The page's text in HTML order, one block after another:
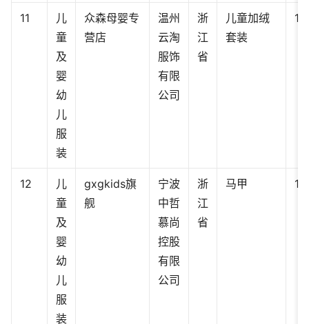
11
儿
童
及
婴
幼
儿
服
装
众森母婴专
营店
温州
云淘
服饰
有限
公司
浙
江
省
儿童加绒
套装
12
儿
童
及
婴
幼
儿
服
装
gxgkids旗
舰
宁波
中哲
慕尚
控股
有限
公司
浙
江
省
马甲